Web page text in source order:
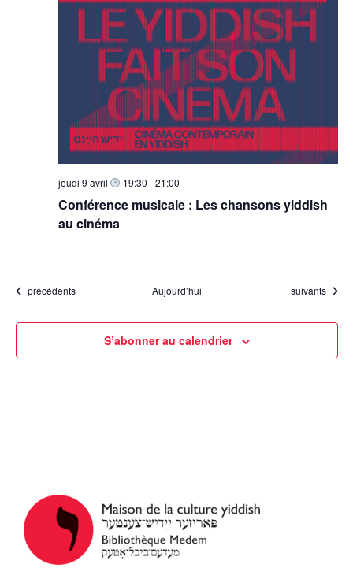
Conférence musicale : Les chansons yiddish
au cinéma
jeudi 9 avril 19:30 -21:00
Évènements
précédents Aujourd’hui Évènements
suivants
S’abonner au calendrier